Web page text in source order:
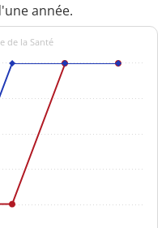
année.
de la Santé